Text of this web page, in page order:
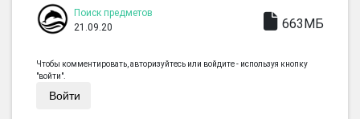
Поиск предметов
21.09.20
663МБ
Чтобы комментировать, авторизуйтесь или войдите - используя кнопку
"войти".
Войти